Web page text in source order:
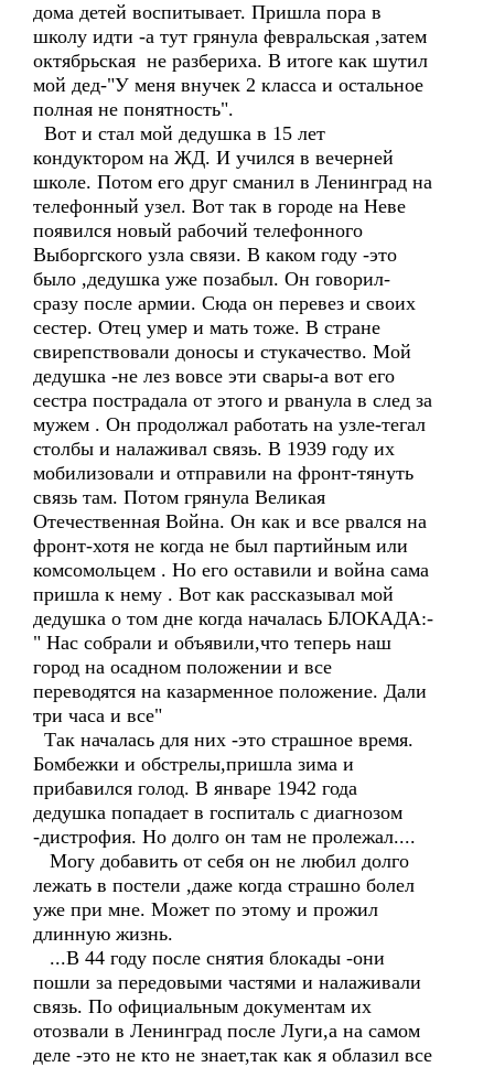
дома детей воспитывает. Пришла пора в
школу идти -а тут грянула февральская ,затем
октябрьская не разбериха. В итоге как шутил
мой дед-"У меня внучек 2 класса и остальное
полная не понятность".
Вот и стал мой дедушка в 15 лет
кондуктором на ЖД. И учился в вечерней
школе. Потом его друг сманил в Ленинград на
телефонный узел. Вот так в городе на Неве
появился новый рабочий телефонного
Выборгского узла связи. В каком году -это
было ,дедушка уже позабыл. Он говорил-
сразу после армии. Сюда он перевез и своих
сестер. Отец умер и мать тоже. В стране
свирепствовали доносы и стукачество. Мой
дедушка -не лез вовсе эти свары-а вот его
сестра пострадала от этого и рванула в след за
мужем . Он продолжал работать на узле-тегал
столбы и налаживал связь. В 1939 году их
мобилизовали и отправили на фронт-тянуть
связь там. Потом грянула Великая
Отечественная Война. Он как и все рвался на
фронт-хотя не когда не был партийным или
комсомольцем . Но его оставили и война сама
пришла к нему . Вот как рассказывал мой
дедушка о том дне когда началась БЛОКАДА:-
" Нас собрали и объявили,что теперь наш
город на осадном положении и все
переводятся на казарменное положение. Дали
три часа и все"
Так началась для них -это страшное время.
Бомбежки и обстрелы,пришла зима и
прибавился голод. В январе 1942 года
дедушка попадает в госпиталь с диагнозом
-дистрофия. Но долго он там не пролежал....
Могу добавить от себя он не любил долго
лежать в постели ,даже когда страшно болел
уже при мне. Может по этому и прожил
длинную жизнь.
...В 44 году после снятия блокады -они
пошли за передовыми частями и налаживали
связь. По официальным документам их
отозвали в Ленинград после Луги,а на самом
деле -это не кто не знает,так как я облазил все